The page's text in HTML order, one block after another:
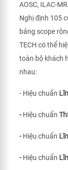
AOSC, ILAC-
Nghị định 105
bảng scope
TECH có thể
toàn bộ khách
nhau:
- Hiệu chuẩn
-Hiệu chuẩn
-Hiệu chuẩn
-Hiệu chuẩn